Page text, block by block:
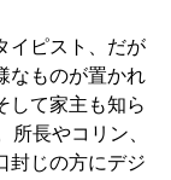
イピスト、だが
なものが置かれ
して家主も知ら
所長やコリン、
封じの方にデジ